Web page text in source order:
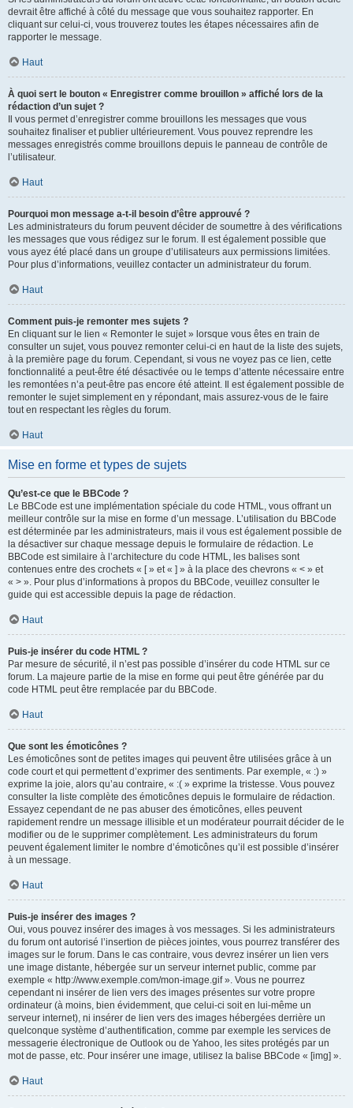
devrait être affiché à côté du message que vous souhaitez rapporter. En
cliquant sur celui-ci, vous trouverez toutes les étapes nécessaires afin de
rapporter le message.
Haut
À quoi sert le bouton « Enregistrer comme brouillon » affiché lors de la
rédaction d’un sujet ?
Il vous permet d’enregistrer comme brouillons les messages que vous
souhaitez finaliser et publier ultérieurement. Vous pouvez reprendre les
messages enregistrés comme brouillons depuis le panneau de contrôle de
l’utilisateur.
Haut
Pourquoi mon message a-t-il besoin d’être approuvé ?
Les administrateurs du forum peuvent décider de soumettre à des vérifications
les messages que vous rédigez sur le forum. Il est également possible que
vous ayez été placé dans un groupe d’utilisateurs aux permissions limitées.
Pour plus d’informations, veuillez contacter un administrateur du forum.
Haut
Comment puis-je remonter mes sujets ?
En cliquant sur le lien « Remonter le sujet » lorsque vous êtes en train de
consulter un sujet, vous pouvez remonter celui-ci en haut de la liste des sujets,
à la première page du forum. Cependant, si vous ne voyez pas ce lien, cette
fonctionnalité a peut-être été désactivée ou le temps d’attente nécessaire entre
les remontées n’a peut-être pas encore été atteint. Il est également possible de
remonter le sujet simplement en y répondant, mais assurez-vous de le faire
tout en respectant les règles du forum.
Haut
Mise en forme et types de sujets
Qu’est-ce que le BBCode ?
Le BBCode est une implémentation spéciale du code HTML, vous offrant un
meilleur contrôle sur la mise en forme d’un message. L’utilisation du BBCode
est déterminée par les administrateurs, mais il vous est également possible de
la désactiver sur chaque message depuis le formulaire de rédaction. Le
BBCode est similaire à l’architecture du code HTML, les balises sont
contenues entre des crochets « [ » et « ] » à la place des chevrons « < » et
« > ». Pour plus d’informations à propos du BBCode, veuillez consulter le
guide qui est accessible depuis la page de rédaction.
Haut
Puis-je insérer du code HTML ?
Par mesure de sécurité, il n’est pas possible d’insérer du code HTML sur ce
forum. La majeure partie de la mise en forme qui peut être générée par du
code HTML peut être remplacée par du BBCode.
Haut
Que sont les émoticônes ?
Les émoticônes sont de petites images qui peuvent être utilisées grâce à un
code court et qui permettent d’exprimer des sentiments. Par exemple, « :) »
exprime la joie, alors qu’au contraire, « :( » exprime la tristesse. Vous pouvez
consulter la liste complète des émoticônes depuis le formulaire de rédaction.
Essayez cependant de ne pas abuser des émoticônes, elles peuvent
rapidement rendre un message illisible et un modérateur pourrait décider de le
modifier ou de le supprimer complètement. Les administrateurs du forum
peuvent également limiter le nombre d’émoticônes qu’il est possible d’insérer
à un message.
Haut
Puis-je insérer des images ?
Oui, vous pouvez insérer des images à vos messages. Si les administrateurs
du forum ont autorisé l’insertion de pièces jointes, vous pourrez transférer des
images sur le forum. Dans le cas contraire, vous devrez insérer un lien vers
une image distante, hébergée sur un serveur internet public, comme par
exemple « http://www.exemple.com/mon-image.gif ». Vous ne pourrez
cependant ni insérer de lien vers des images présentes sur votre propre
ordinateur (à moins, bien évidemment, que celui-ci soit en lui-même un
serveur internet), ni insérer de lien vers des images hébergées derrière un
quelconque système d’authentification, comme par exemple les services de
messagerie électronique de Outlook ou de Yahoo, les sites protégés par un
mot de passe, etc. Pour insérer une image, utilisez la balise BBCode « [img] ».
Haut